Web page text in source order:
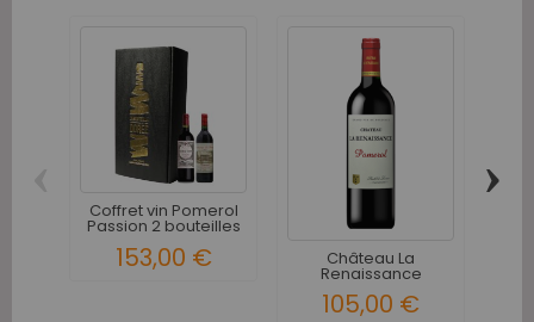
Coffret vin Pomerol
Passion 2 bouteilles
153,00 € Château La
Renaissance
Magnum
105,00 €
›